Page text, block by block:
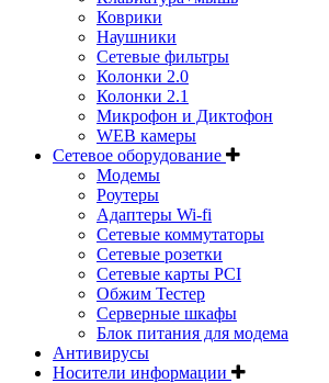
Коврики
Наушники
Сетевые фильтры
Колонки 2.0
Колонки 2.1
Микрофон и Диктофон
WEB камеры
Сетевое оборудование
Модемы
Роутеры
Адаптеры Wi-fi
Сетевые коммутаторы
Сетевые розетки
Сетевые карты PCI
Обжим Тестер
Серверные шкафы
Блок питания для модема
Антивирусы
Носители информации